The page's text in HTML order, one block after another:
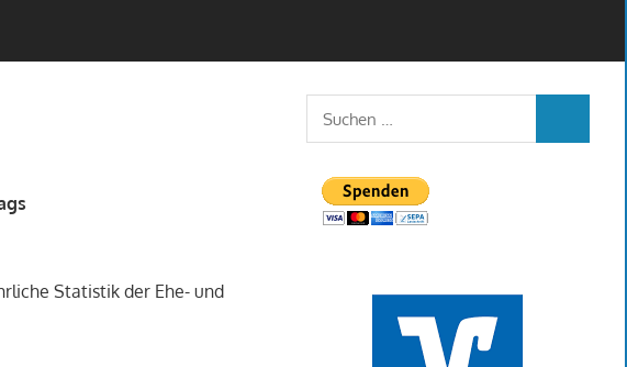
Statistik der Ehe- und